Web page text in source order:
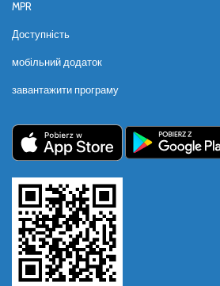
MPR
Доступність
мобільний додаток
завантажити програму